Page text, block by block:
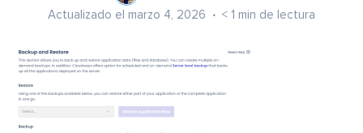
Actualizado el marzo 4, 2026 < 1 min de lectura